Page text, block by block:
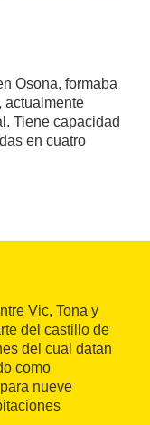
Osona, formaba
actualmente
Tiene capacidad
en cuatro
Vic, Tona y
del castillo de
del cual datan
como
nueve